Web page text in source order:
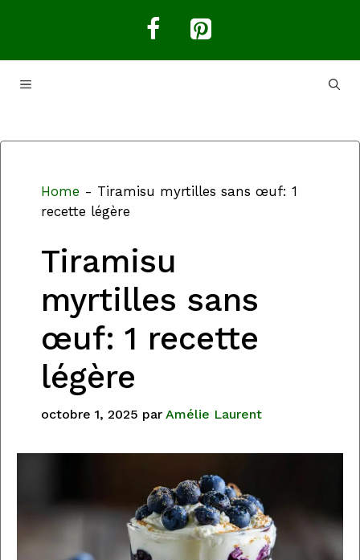
MENU
Home - Tiramisu myrtilles sans œuf: 1
recette légère
Tiramisu
myrtilles sans
œuf: 1 recette
légère
octobre 1, 2025 par Amélie Laurent